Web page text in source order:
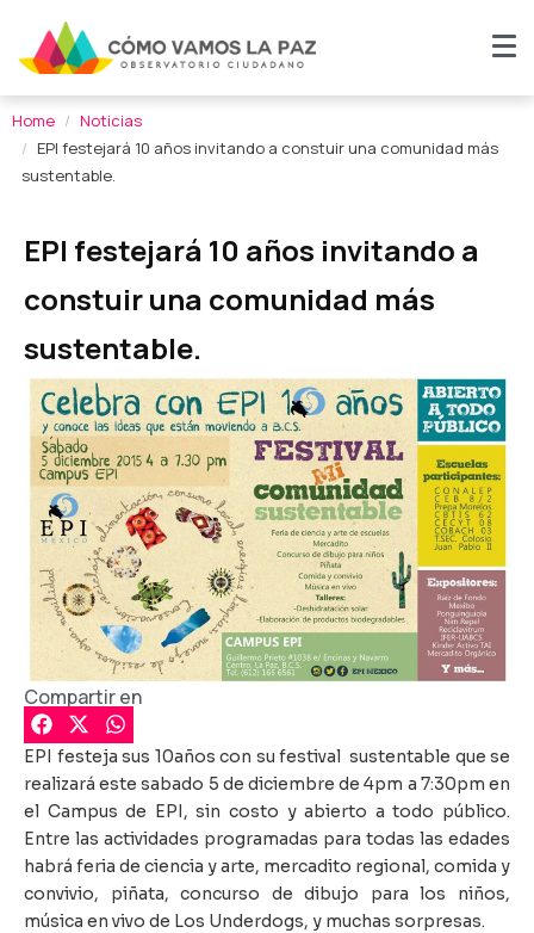
Home
Noticias
EPI festejará 10 años invitando a constuir una comunidad más
sustentable.
EPI festejará 10 años invitando a
constuir una comunidad más
sustentable.
Compartir en
EPI festeja sus 10años con su festival sustentable que se
realizará este sabado 5 de diciembre de 4pm a 7:30pm en
el Campus de EPI, sin costo y abierto a todo público.
Entre las actividades programadas para todas las edades
habrá feria de ciencia y arte, mercadito regional, comida y
convivio, piñata, concurso de dibujo para los niños,
música en vivo de Los Underdogs, y muchas sorpresas.